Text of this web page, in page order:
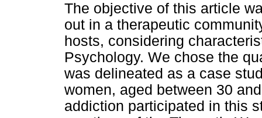
The objective of this article
out in a therapeutic
hosts, considering
Psychology. We chose the
was delineated as a case
women, aged between 30
addiction participated in this